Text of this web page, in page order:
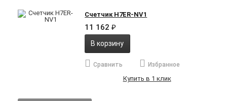
Счетчик H7ER-NV1
11 162₽
В корзину
Сравнить Избранное
Купить в 1 клик